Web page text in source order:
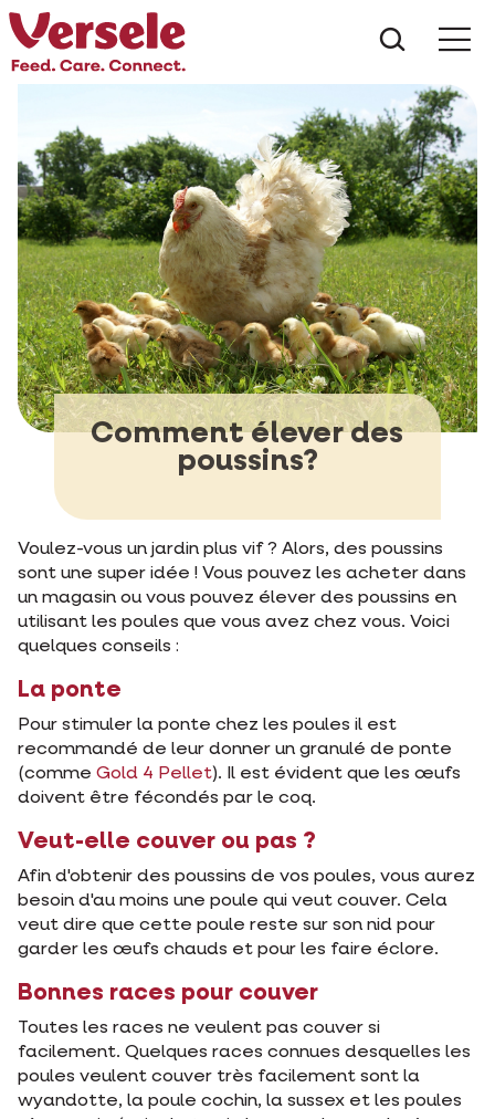
Comment élever des
poussins?
Voulez-vous un jardin plus vif ? Alors, des poussins
sont une super idée ! Vous pouvez les acheter dans
un magasin ou vous pouvez élever des poussins en
utilisant les poules que vous avez chez vous. Voici
quelques conseils :
La ponte
Pour stimuler la ponte chez les poules il est
recommandé de leur donner un granulé de ponte
(comme Gold 4 Pellet). Il est évident que les œufs
doivent être fécondés par le coq.
Veut-elle couver ou pas ?
Afin d'obtenir des poussins de vos poules, vous aurez
besoin d'au moins une poule qui veut couver. Cela
veut dire que cette poule reste sur son nid pour
garder les œufs chauds et pour les faire éclore.
Bonnes races pour couver
Toutes les races ne veulent pas couver si
facilement. Quelques races connues desquelles les
poules veulent couver très facilement sont la
wyandotte, la poule cochin, la sussex et les poules